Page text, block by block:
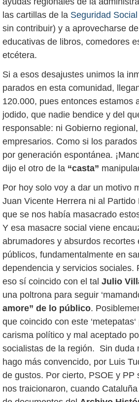
las cartillas de la Seguridad Social
sin contribuir) y a aprovecharse
educativas de libros, comedores
etcétera.
Si a esos desajustes unimos la
parados en esta comunidad,
120.000, pues entonces estamos
jodido, que nadie bendice y del
responsable: ni Gobierno
empresarios. Como si los
por generación espontánea.
dijo el otro de la “casta”
Por hoy solo voy a dar un motivo
Juan Vicente Herrera ni al Partido
que se nos había masacrado
Y esa masacre social viene
abrumadores y absurdos recortes
públicos, fundamentalmente en
dependencia y servicios sociales.
eso sí coincido con el tal Julio
una poltrona para seguir
amore” de lo público.
que coincido con este
carisma político y mal aceptado
socialistas de la región. Sin duda
hago más convencido, por Luis
de gustos. Por cierto, PSOE y PP
nos traicionaron, cuando